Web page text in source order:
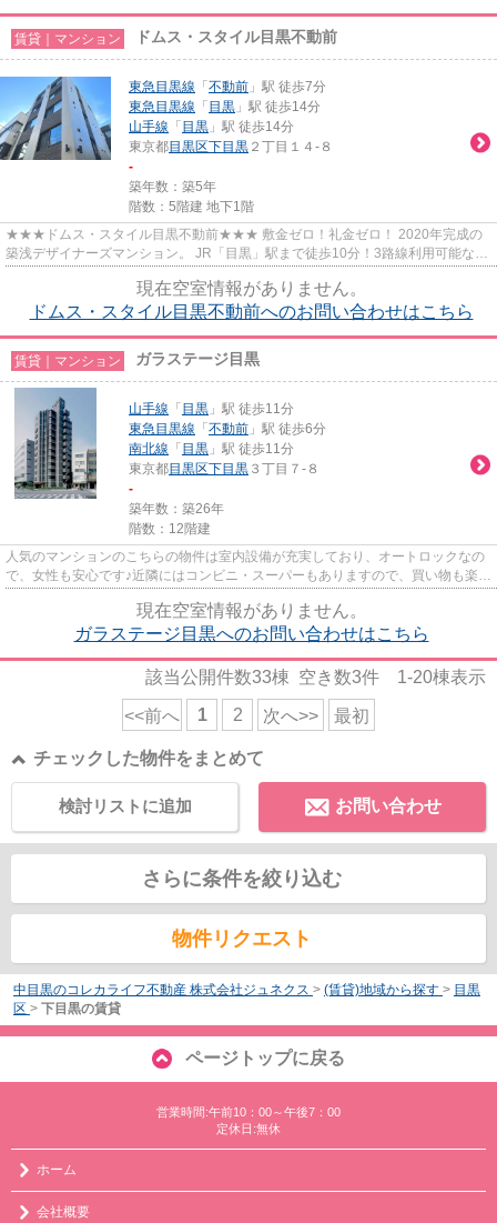
賃貸｜マンション ドムス・スタイル目黒不動前
東急目黒線 「 不動前 」駅 徒歩7分
東急目黒線 「 目黒 」駅 徒歩14分
山手線 「 目黒 」駅 徒歩14分
東京都目黒区下目黒 ２丁目１４-８
-
築年数：築5年
階数：5階建 地下1階
★★★ドムス・スタイル目黒不動前★★★ 敷金ゼロ！礼金ゼロ！ 2020年完成の
築浅デザイナーズマンション。 JR「目黒」駅まで徒歩10分！3路線利用可能な好
現在空室情報がありません。
ドムス・スタイル目黒不動前へのお問い合わせはこちら
賃貸｜マンション ガラステージ目黒
山手線 「 目黒 」駅 徒歩11分
東急目黒線 「 不動前 」駅 徒歩6分
南北線 「 目黒 」駅 徒歩11分
東京都目黒区下目黒 ３丁目７-８
-
築年数：築26年
階数：12階建
人気のマンションのこちらの物件は室内設備が充実しており、オートロックなの
で、女性も安心です♪近隣にはコンビニ・スーパーもありますので、買い物も楽ち
現在空室情報がありません。
ガラステージ目黒へのお問い合わせはこちら
該当公開件数33棟 空き数3件 1-20棟表示
<<前へ 1 2 次へ>> 最初
チェックした物件をまとめて
お問い合わせ
検討リストに追加
さらに条件を絞り込む
物件リクエスト
中目黒のコレカライフ不動産 株式会社ジュネクス > (賃貸)地域から探す > 目黒
区 > 下目黒の賃貸
ページトップに戻る
営業時間:午前10：00～午後7：00
定休日:無休
ホーム
会社概要